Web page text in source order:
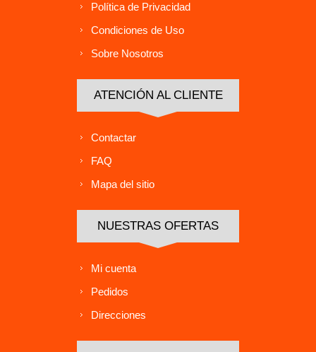
Política de Privacidad
Condiciones de Uso
Sobre Nosotros
ATENCIÓN AL CLIENTE
Contactar
FAQ
Mapa del sitio
NUESTRAS OFERTAS
Mi cuenta
Pedidos
Direcciones